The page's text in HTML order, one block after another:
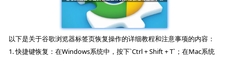
以下是关于谷歌浏览器标签页恢复操作的详细教程和注意事项的内容：
1. 快捷键恢复：在Windows系统中，按下`Ctrl + Shift + T`；在Mac系统